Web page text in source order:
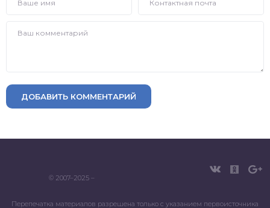
ДОБАВИТЬ КОММЕНТАРИЙ
© 2007–2025 –
Перепечатка материалов разрешена только с указанием первоисточника